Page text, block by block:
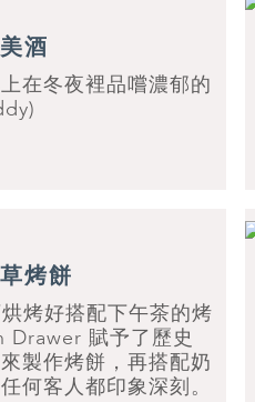
酒
在冬夜裡品嚐濃郁的
烤餅
烤好搭配下午茶的烤
Drawer 賦予了歷史
製作烤餅，再搭配奶
何客人都印象深刻。